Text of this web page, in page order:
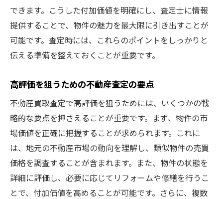
できます。こうした付加価値を明確にし、査定士に情報
提供することで、物件の魅力を最大限に引き出すことが
可能です。査定時には、これらのポイントをしっかりと
伝える準備を整えておくことが重要です。
高評価を狙うための不動産査定の要点
不動産買取査定で高評価を狙うためには、いくつかの戦
略的な要点を押さえることが重要です。まず、物件の市
場価値を正確に把握することが求められます。これに
は、地元の不動産市場の動向を理解し、類似物件の売買
価格を調査することが含まれます。また、物件の状態を
詳細に評価し、必要に応じてリフォームや修繕を行うこ
とで、付加価値を高めることが可能です。さらに、複数